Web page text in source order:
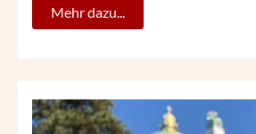
Mehr dazu...
„WILDES
WIEN“